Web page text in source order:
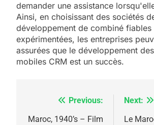
demander une assistance
Ainsi, en choisissant des sociétés
développement de combiné fiables
expérimentées, les entreprises
assurées que le développement
mobiles CRM est un succès.
Navigation
de
Previous:
Maroc, 1940’s – Film
Next:
Le